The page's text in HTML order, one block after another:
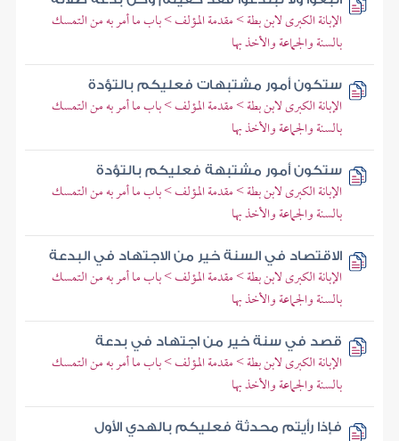
الإبانة الكبرى لابن بطة > مقدمة المؤلف > باب ما أمر به من التمسك
بالسنة والجماعة والأخذ بها
ستكون أمور مشتبهات فعليكم بالتؤدة
الإبانة الكبرى لابن بطة > مقدمة المؤلف > باب ما أمر به من التمسك
بالسنة والجماعة والأخذ بها
ستكون أمور مشتبهة فعليكم بالتؤدة
الإبانة الكبرى لابن بطة > مقدمة المؤلف > باب ما أمر به من التمسك
بالسنة والجماعة والأخذ بها
الاقتصاد في السنة خير من الاجتهاد في البدعة
الإبانة الكبرى لابن بطة > مقدمة المؤلف > باب ما أمر به من التمسك
بالسنة والجماعة والأخذ بها
قصد في سنة خير من اجتهاد في بدعة
الإبانة الكبرى لابن بطة > مقدمة المؤلف > باب ما أمر به من التمسك
بالسنة والجماعة والأخذ بها
فإذا رأيتم محدثة فعليكم بالهدي الأول